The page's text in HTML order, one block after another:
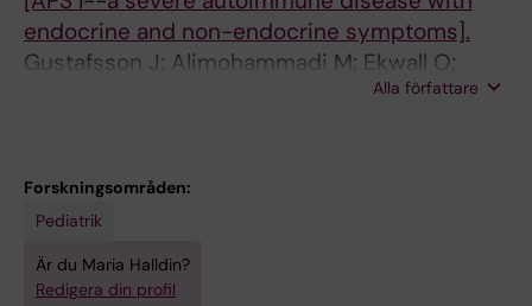
endocrine and non-endocrine symptoms].
Gustafsson J; Alimohammadi M; Ekwall O;
Gebre-Medhin G; Halldin-Stenlid M;Alla författare
Forskningsområden:
Pediatrik
Är du Maria Halldin?
Redigera din profil